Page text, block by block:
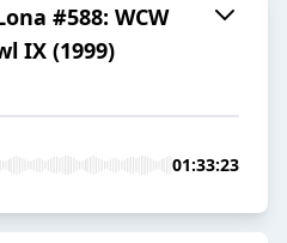
#588: WCW
IX (1999)
01:33:23